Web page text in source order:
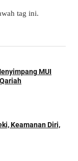
tag ini.
MUI
Keamanan Diri,